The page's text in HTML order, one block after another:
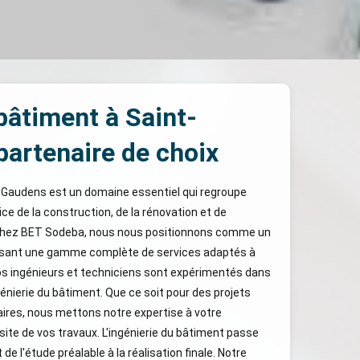
à Saint-
de choix
est un domaine essentiel qui regroupe
de la construction, de la rénovation et de
BET Sodeba, nous nous positionnons comme un
une gamme complète de services adaptés à
ingénieurs et techniciens sont expérimentés dans
du bâtiment. Que ce soit pour des projets
nous mettons notre expertise à votre
de vos travaux. L'ingénierie du bâtiment passe
l'étude préalable à la réalisation finale. Notre